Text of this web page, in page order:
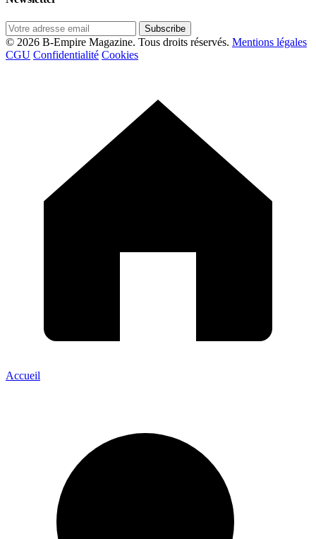
Subscribe
© 2026 B-Empire Magazine. Tous droits réservés. Mentions légales
CGU Confidentialité Cookies
Accueil